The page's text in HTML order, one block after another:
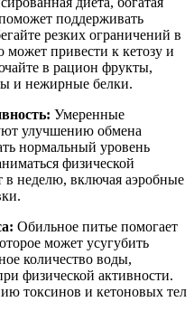
поддерживать
резких ограничений в
может привести к кетозу и
в рацион фрукты,
и нежирные белки.
Умеренные
улучшению обмена
нормальный уровень
физической
в неделю, включая аэробные
Обильное питье помогает
может усугубить
количество воды,
физической активности.
токсинов и кетоновых тел